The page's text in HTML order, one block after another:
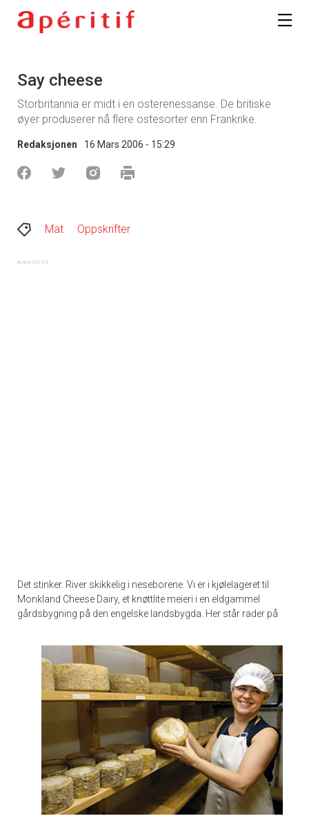
Say cheese
Storbritannia er midt i en osterenessanse. De britiske
øyer produserer nå flere ostesorter enn Frankrike.
Redaksjonen 16 Mars 2006 - 15:29
Mat Oppskrifter
Det stinker. River skikkelig i neseborene. Vi er i kjølelageret til
Monkland Cheese Dairy, et knøttlite meieri i en eldgammel
gårdsbygning på den engelske landsbygda. Her står rader på